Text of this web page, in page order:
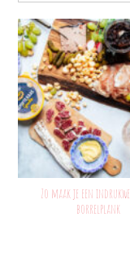
Zo maak je een
borrelplank